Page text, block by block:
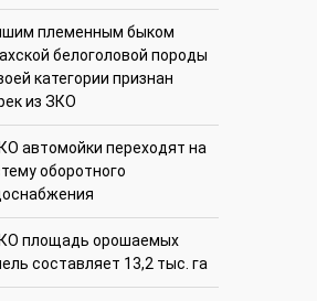
племенным быком
белоголовой породы
категории признан
из ЗКО
автомойки переходят на
оборотного
площадь орошаемых
составляет 13,2 тыс. га